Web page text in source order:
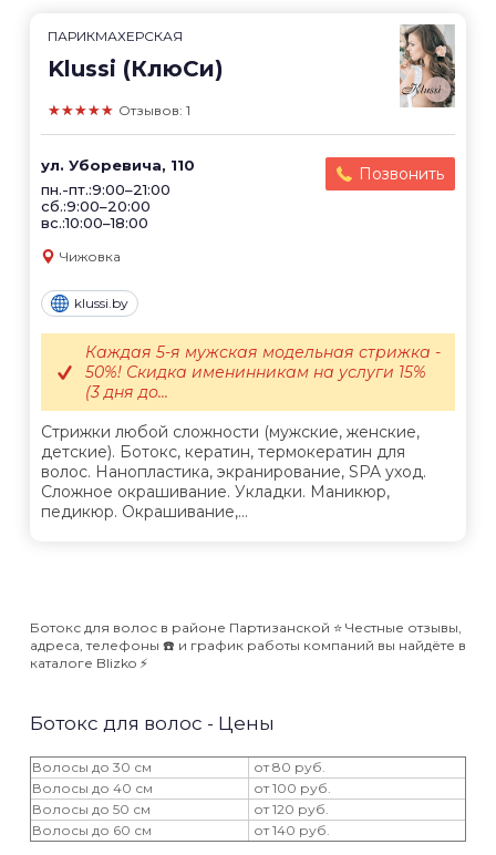
ПАРИКМАХЕРСКАЯ
Klussi (КлюСи)
★★★★★ Отзывов: 1
ул. Уборевича, 110
пн.-пт.:9:00–21:00
сб.:9:00–20:00
вс.:10:00–18:00
Позвонить
Чижовка
klussi.by
Стрижки любой сложности (мужские, женские,
детские). Ботокс, кератин, термокератин для
волос. Нанопластика, экранирование, SPA уход.
Сложное окрашивание. Укладки. Маникюр,
педикюр. Окрашивание,...
Каждая 5-я мужская модельная стрижка -
50%! Скидка именинникам на услуги 15%
(3 дня до...
Ботокс для волос в районе Партизанской ⭐️ Честные отзывы,
адреса, телефоны ☎️ и график работы компаний вы найдёте в
каталоге Blizko ⚡️
Ботокс для волос - Цены
Волосы до 30 см
от 80 руб.
Волосы до 40 см
от 100 руб.
Волосы до 50 см
от 120 руб.
Волосы до 60 см
от 140 руб.